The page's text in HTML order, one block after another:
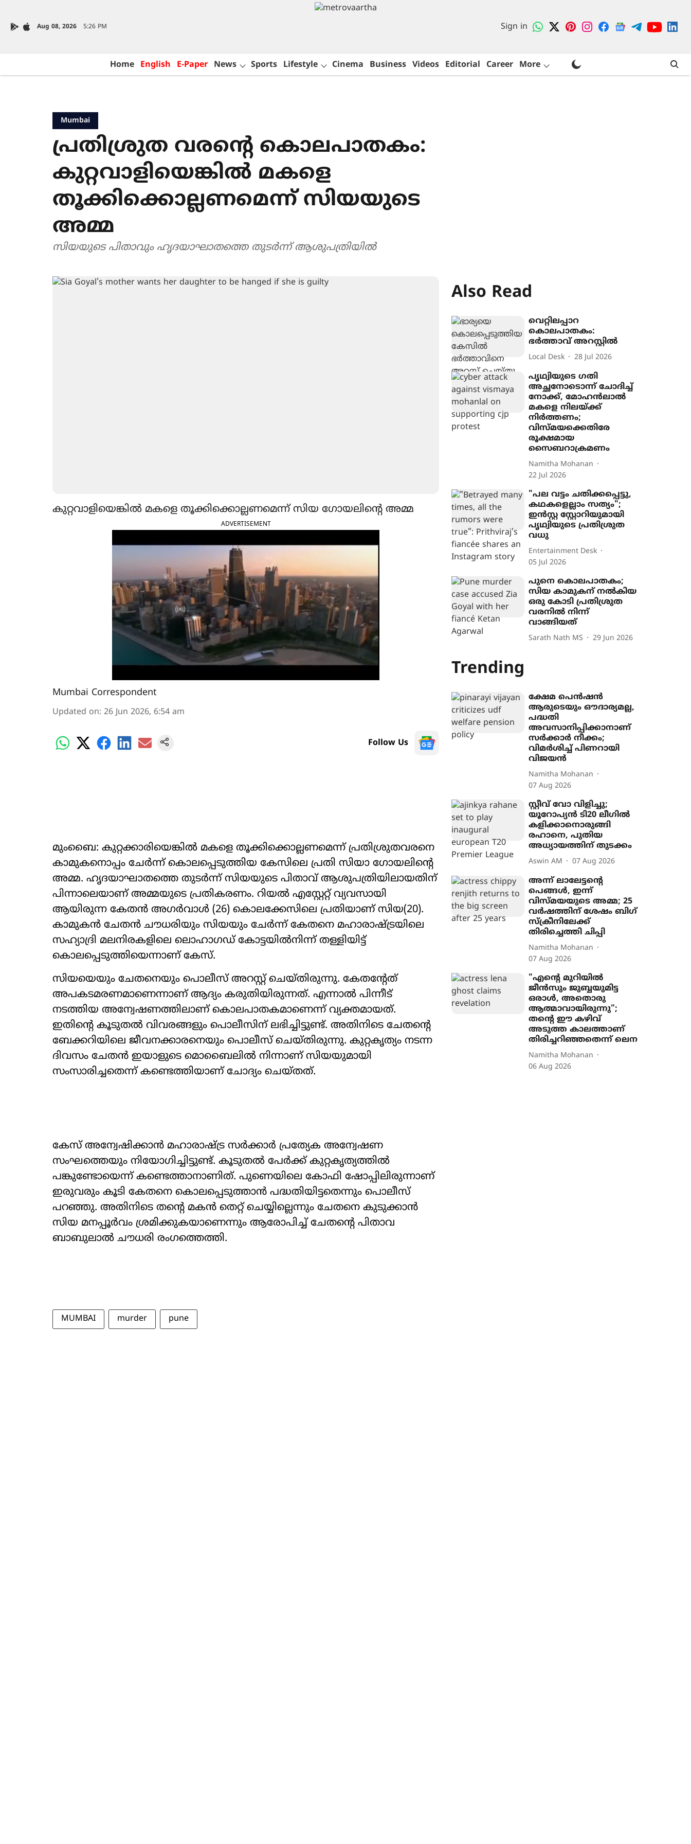
Aug 08, 2026 5:26 PM Sign in
Home English E-Paper News Sports Lifestyle Cinema Business Videos Editorial Career More
Mumbai
പ്രതിശ്രുത വരന്‍റെ കൊലപാതകം:
കുറ്റവാളിയെങ്കില്‍ മകളെ
തൂക്കിക്കൊല്ലണമെന്ന് സിയയുടെ
അമ്മ
സിയയുടെ പിതാവും ഹൃദയാഘാതത്തെ തുടര്‍ന്ന് ആശുപത്രിയില്‍
കുറ്റവാളിയെങ്കില്‍ മകളെ തൂക്കിക്കൊല്ലണമെന്ന് സിയ ഗോയലിന്‍റെ അമ്മ
ADVERTISEMENT
Mumbai Correspondent
Updated on: 26 Jun 2026, 6:54 am
Follow Us
മുംബൈ: കുറ്റക്കാരിയെങ്കില്‍ മകളെ തൂക്കിക്കൊല്ലണമെന്ന് പ്രതിശ്രുതവരനെ
കാമുകനൊപ്പം ചേര്‍ന്ന് കൊലപ്പെടുത്തിയ കേസിലെ പ്രതി സിയാ ഗോയലിന്‍റെ
അമ്മ. ഹൃദയാഘാതത്തെ തുടര്‍ന്ന് സിയയുടെ പിതാവ് ആശുപത്രിയിലായതിന്
പിന്നാലെയാണ് അമ്മയുടെ പ്രതികരണം. റിയല്‍ എസ്റ്റേറ്റ് വ്യവസായി
ആയിരുന്ന കേതന്‍ അഗര്‍വാള്‍ (26) കൊലക്കേസിലെ പ്രതിയാണ് സിയ(20).
കാമുകന്‍ ചേതന്‍ ചൗധരിയും സിയയും ചേര്‍ന്ന് കേതനെ മഹാരാഷ്ട്രയിലെ
സഹ്യാദ്രി മലനിരകളിലെ ലൊഹാഗഡ് കോട്ടയില്‍നിന്ന് തള്ളിയിട്ട്
കൊലപ്പെടുത്തിയെന്നാണ് കേസ്.
സിയയെയും ചേതനെയും പൊലീസ് അറസ്റ്റ് ചെയ്തിരുന്നു. കേതന്റേത്
അപകടമരണമാണെന്നാണ് ആദ്യം കരുതിയിരുന്നത്. എന്നാല്‍ പിന്നീട്
നടത്തിയ അന്വേഷണത്തിലാണ് കൊലപാതകമാണെന്ന് വ്യക്തമായത്.
ഇതിന്റെ കൂടുതല്‍ വിവരങ്ങളും പൊലീസിന് ലഭിച്ചിട്ടുണ്ട്. അതിനിടെ ചേതന്റെ
ബേക്കറിയിലെ ജീവനക്കാരനെയും പൊലീസ് ചെയ്തിരുന്നു. കുറ്റകൃത്യം നടന്ന
ദിവസം ചേതന്‍ ഇയാളുടെ മൊബൈലില്‍ നിന്നാണ് സിയയുമായി
സംസാരിച്ചതെന്ന് കണ്ടെത്തിയാണ് ചോദ്യം ചെയ്തത്.
കേസ് അന്വേഷിക്കാന്‍ മഹാരാഷ്ട്ര സര്‍ക്കാര്‍ പ്രത്യേക അന്വേഷണ
സംഘത്തെയും നിയോഗിച്ചിട്ടുണ്ട്. കൂടുതല്‍ പേര്‍ക്ക് കുറ്റകൃത്യത്തില്‍
പങ്കുണ്ടോയെന്ന് കണ്ടെത്താനാണിത്. പുണെയിലെ കോഫി ഷോപ്പിലിരുന്നാണ്
ഇരുവരും കൂടി കേതനെ കൊലപ്പെടുത്താന്‍ പദ്ധതിയിട്ടതെന്നും പൊലീസ്
പറഞ്ഞു. അതിനിടെ തന്റെ മകന്‍ തെറ്റ് ചെയ്യില്ലെന്നും ചേതനെ കുടുക്കാന്‍
സിയ മനപ്പൂര്‍വം ശ്രമിക്കുകയാണെന്നും ആരോപിച്ച് ചേതന്റെ പിതാവ
ബാബുലാല്‍ ചൗധരി രംഗത്തെത്തി.
MUMBAI murder pune
Also Read
വെറ്റിലപ്പാറ
കൊലപാതകം:
ഭർത്താവ് അറസ്റ്റിൽ
Local Desk 28 Jul 2026
പൃഥ്വിയുടെ ഗതി
അച്ഛനോടൊന്ന് ചോദിച്ച്
നോക്ക്, മോഹൻലാൽ
മകളെ നിലയ്ക്ക്
നിർത്തണം;
വിസ്മയക്കെതിരേ
രൂക്ഷമായ
സൈബറാക്രമണം
Namitha Mohanan
22 Jul 2026
"പല വട്ടം ചതിക്കപ്പെട്ടു,
കഥകളെല്ലാം സത്യം";
ഇൻസ്റ്റ സ്റ്റോറിയുമായി
പൃഥ്വിയുടെ പ്രതിശ്രുത
വധു
Entertainment Desk
05 Jul 2026
പുനെ കൊലപാതകം;
സിയ കാമുകന് നല്‍കിയ
ഒരു കോടി പ്രതിശ്രുത
വരനില്‍ നിന്ന്
വാങ്ങിയത്
Sarath Nath MS 29 Jun 2026
Trending
ക്ഷേമ പെൻഷൻ
ആരുടെയും ഔദാര്യമല്ല,
പദ്ധതി
അവസാനിപ്പിക്കാനാണ്
സർക്കാർ നീക്കം;
വിമർശിച്ച് പിണറായി
വിജയൻ
Namitha Mohanan
07 Aug 2026
സ്റ്റീവ് വോ വിളിച്ചു;
യൂറോപ‍്യൻ ടി20 ലീഗിൽ
കളിക്കാനൊരുങ്ങി
രഹാനെ, പുതിയ
അധ‍്യായത്തിന് തുടക്കം
Aswin AM 07 Aug 2026
അന്ന് ലാലേട്ടന്‍റെ
പെങ്ങൾ, ഇന്ന്
വിസ്മയയുടെ അമ്മ; 25
വർഷത്തിന് ശേഷം ബിഗ്
സ്ക്രീനിലേക്ക്
തിരിച്ചെത്തി ചിപ്പി
Namitha Mohanan
07 Aug 2026
"എന്‍റെ മുറിയിൽ
ജീൻസും ജുബ്ബയുമിട്ട
ഒരാൾ, അതൊരു
ആത്മാവായിരുന്നു";
തന്‍റെ ഈ കഴിവ്
അടുത്ത കാലത്താണ്
തിരിച്ചറിഞ്ഞതെന്ന് ലെന
Namitha Mohanan
06 Aug 2026